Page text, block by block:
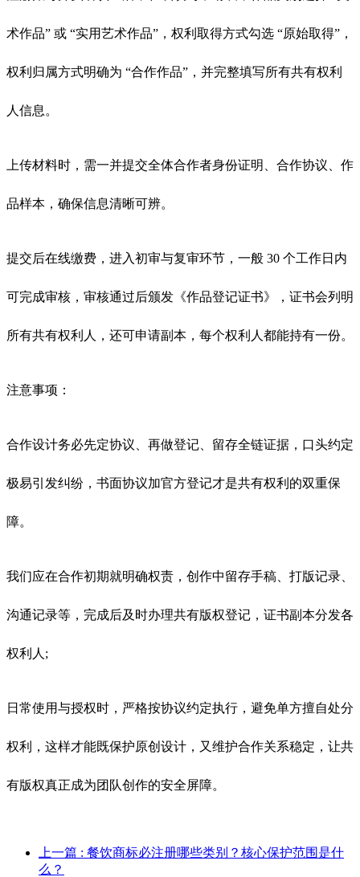
术作品” 或 “实用艺术作品”，权利取得方式勾选 “原始取得”，
权利归属方式明确为 “合作作品”，并完整填写所有共有权利
人信息。
上传材料时，需一并提交全体合作者身份证明、合作协议、作
品样本，确保信息清晰可辨。
提交后在线缴费，进入初审与复审环节，一般 30 个工作日内
可完成审核，审核通过后颁发《作品登记证书》，证书会列明
所有共有权利人，还可申请副本，每个权利人都能持有一份。
注意事项：
合作设计务必先定协议、再做登记、留存全链证据，口头约定
极易引发纠纷，书面协议加官方登记才是共有权利的双重保
障。
我们应在合作初期就明确权责，创作中留存手稿、打版记录、
沟通记录等，完成后及时办理共有版权登记，证书副本分发各
权利人;
日常使用与授权时，严格按协议约定执行，避免单方擅自处分
权利，这样才能既保护原创设计，又维护合作关系稳定，让共
有版权真正成为团队创作的安全屏障。
上一篇 : 餐饮商标必注册哪些类别？核心保护范围是什
么？